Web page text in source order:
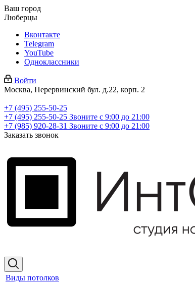
Ваш город
Люберцы
Вконтакте
Telegram
YouTube
Одноклассники
Войти
Москва, Перервинский бул. д.22, корп. 2
+7 (495) 255-50-25
+7 (495) 255-50-25 Звоните с 9:00 до 21:00
+7 (985) 920-28-31 Звоните с 9:00 до 21:00
Заказать звонок
Виды потолков